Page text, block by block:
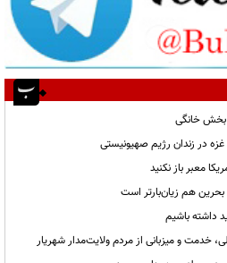
بخش خانگی
در زندان رژیم صهیونیستی
معبر باز نکنید
بحرین هم زیان‌بارتر است
داشته باشیم